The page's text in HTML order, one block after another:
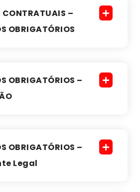
CONTRATUAIS –
OBRIGATÓRIOS
OBRIGATÓRIOS –
OBRIGATÓRIOS –
Legal